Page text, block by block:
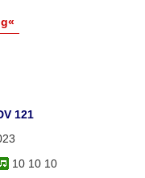
121
10 10 10